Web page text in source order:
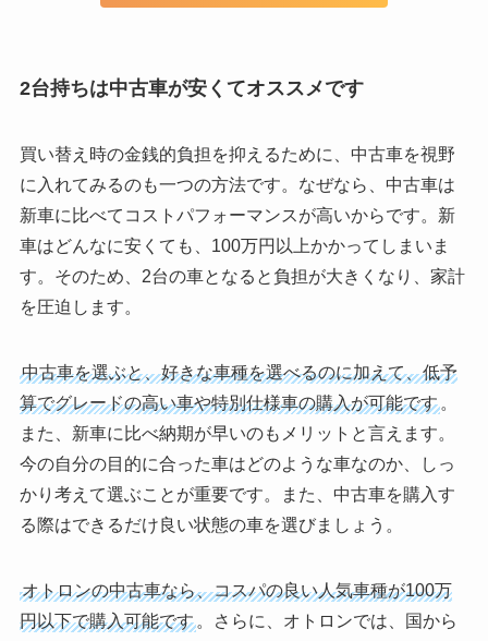
2台持ちは中古車が安くてオススメです
買い替え時の金銭的負担を抑えるために、中古車を視野
に入れてみるのも一つの方法です。なぜなら、中古車は
新車に比べてコストパフォーマンスが高いからです。新
車はどんなに安くても、100万円以上かかってしまいま
す。そのため、2台の車となると負担が大きくなり、家計
を圧迫します。
中古車を選ぶと、好きな車種を選べるのに加えて、低予
算でグレードの高い車や特別仕様車の購入が可能です。
また、新車に比べ納期が早いのもメリットと言えます。
今の自分の目的に合った車はどのような車なのか、しっ
かり考えて選ぶことが重要です。また、中古車を購入す
る際はできるだけ良い状態の車を選びましょう。
オトロンの中古車なら、コスパの良い人気車種が100万
円以下で購入可能です。さらに、オトロンでは、国から